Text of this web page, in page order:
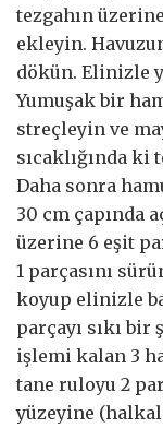
tezgahın
ekleyin.
dökün. Elinizle
Yumuşak bir
streçleyin ve
sıcaklığında ki
Daha sonra
30 cm çapında
üzerine 6 eşit
1 parçasını
koyup elinizle
parçayı sıkı
işlemi kalan 3
tane ruloyu 2
yüzeyine